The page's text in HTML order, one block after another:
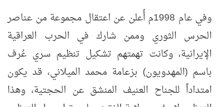
وفي عام 1998م أُعلن عن اعتقال مجموعة من عناصر
الحرس الثوري وممن شارك في الحرب العراقية
الإيرانية، وكانت تهمتهم تشكيل تنظيم سري عُرف
باسم (المهدويون) بزعامة محمد الميلاني، قد يكون
امتداداً للجناح العنيف المنشق عن الحجتية، وهذا